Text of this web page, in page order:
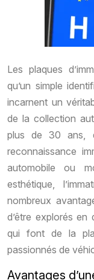
Les plaques
qu’un simple
incarnent un
de la collection
plus de 30 ans,
reconnaissance
automobile ou
esthétique,
nombreux
d’être explorés en
qui font de la
passionnés de
Avantages